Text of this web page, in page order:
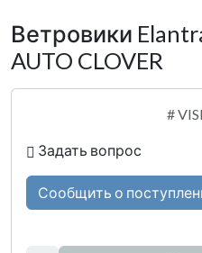
Ветровики
AUTO CLOVER
#
Задать вопрос
Сообщить о